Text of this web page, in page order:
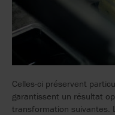
Celles-ci préservent
garantissent un résultat
transformation suivantes.